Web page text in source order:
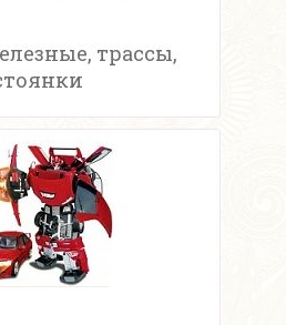
трассы,